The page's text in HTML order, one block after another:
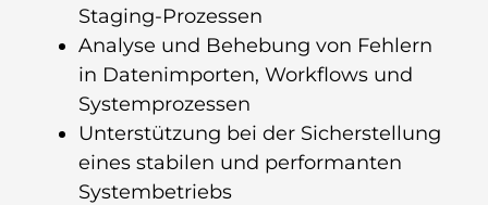
Staging-Prozessen
Analyse und Behebung von Fehlern
in Datenimporten, Workflows und
Systemprozessen
Unterstützung bei der Sicherstellung
eines stabilen und performanten
Systembetriebs